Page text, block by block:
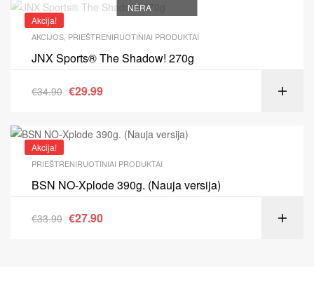
Akcija!
NĖRA
AKCIJOS PRIEŠTRENIRUOTINIAI PRODUKTAI
JNX Sports® The Shadow! 270g
€34.90 €29.99
Akcija!
PRIEŠTRENIRUOTINIAI PRODUKTAI
BSN NO-Xplode 390g. (Nauja versija)
€33.90 €27.90